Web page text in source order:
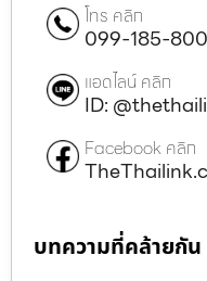
โทร คลิก
099-185-
แอดไลน์ คลิก
ID:
Facebook คลิก
บทความที่คล้ายกัน